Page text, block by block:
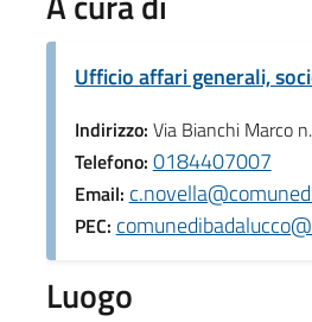
Ufficio affari generali,
Indirizzo: Via Bianchi Marco
Telefono: 0184407007
Email:
PEC:
Luogo